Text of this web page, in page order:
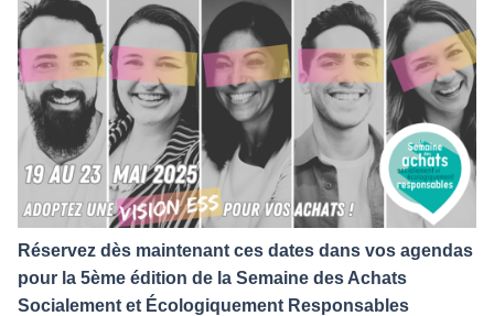
Réservez dès maintenant ces dates dans vos agendas
pour la 5ème édition de la Semaine des Achats
Socialement et Écologiquement Responsables